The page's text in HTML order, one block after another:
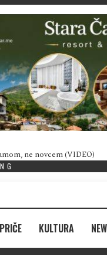
ne novcem (VIDEO)
KULTURA